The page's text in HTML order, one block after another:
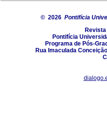
© 2026 Pontifícia
Revista
Pontifícia
Programa de Pós-
Rua Imaculada